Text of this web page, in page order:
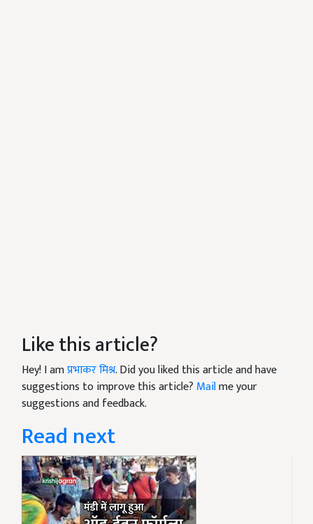
Like this article?
Hey! I amप्रभाकर मिश्र. Did you liked this article and have
suggestions to improve this article? Mailme your
suggestions and feedback.
Read next